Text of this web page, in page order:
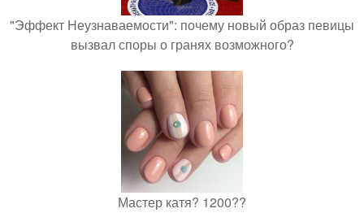
"Эффект Неузнаваемости": почему новый образ певицы
вызвал споры о гранях возможного?
Мастер катя? 1200??